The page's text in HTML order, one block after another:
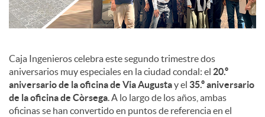
n
t
e
Caja Ingenieros celebra este segundo trimestre dos
aniversarios muy especiales en la ciudad condal: el 20.º
aniversario de la oficina de Via Augustay el 35.º aniversario
de la oficina de Còrsega. A lo largo de los años, ambas
oficinas se han convertido en puntos de referencia en el